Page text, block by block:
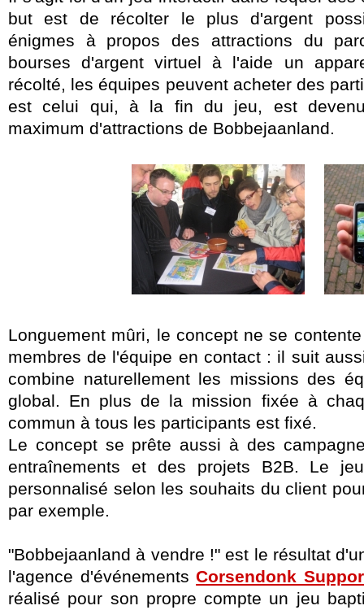
but est de récolter le plus d'argent
énigmes à propos des attractions du
bourses d'argent virtuel à l'aide un
récolté, les équipes peuvent acheter des
est celui qui, à la fin du jeu, est
maximum d'attractions de Bobbejaanland.
Longuement mûri, le concept ne se
membres de l'équipe en contact : il suit
combine naturellement les missions des
global. En plus de la mission fixée à
commun à tous les participants est fixé.
Le concept se prête aussi à des
entraînements et des projets B2B. Le
personnalisé selon les souhaits du client
par exemple.
"Bobbejaanland à vendre !" est le résultat
l'agence d'événementsCorsendonk
réalisé pour son propre compte un jeu